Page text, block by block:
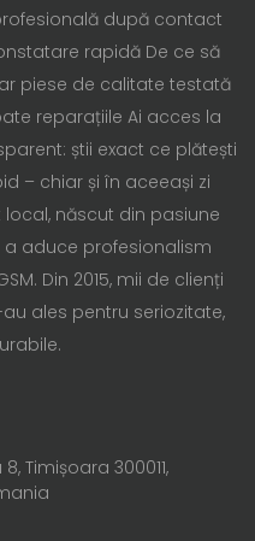
după contact
rapidă De ce să
piese de calitate testată
reparațiile Ai acces la
știi exact ce plătești
– chiar și în aceeași zi
local, născut din pasiune
aduce profesionalism
Din 2015, mii de clienți
ales pentru seriozitate,
Timișoara 300011,